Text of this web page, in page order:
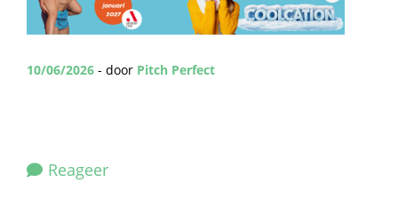
10/06/2026 - door Pitch Perfect
Reageer